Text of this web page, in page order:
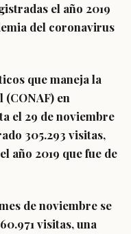
el año 2019
del coronavirus
que maneja la
en
el 29 de noviembre
305.293 visitas,
año 2019 que fue de
de noviembre se
visitas, una